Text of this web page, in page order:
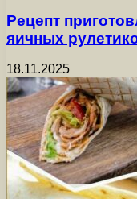
Рецепт
яичных
18.11.2025